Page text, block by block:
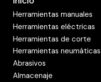
Herramientas manuales
Herramientas eléctricas
Herramientas de corte
Herramientas neumáticas
Abrasivos
Almacenaje